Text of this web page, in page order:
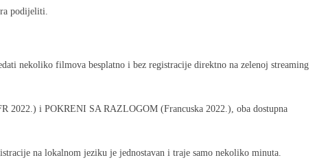
podijeliti.
nekoliko filmova besplatno i bez registracije direktno na zelenoj streaming
i POKRENI SA RAZLOGOM (Francuska 2022.), oba dostupna
na lokalnom jeziku je jednostavan i traje samo nekoliko minuta.